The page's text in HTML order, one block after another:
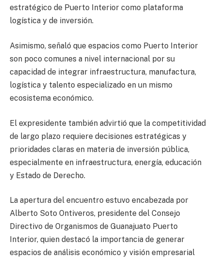
estratégico de Puerto Interior como plataforma
logística y de inversión.
Asimismo, señaló que espacios como Puerto Interior
son poco comunes a nivel internacional por su
capacidad de integrar infraestructura, manufactura,
logística y talento especializado en un mismo
ecosistema económico.
El expresidente también advirtió que la competitividad
de largo plazo requiere decisiones estratégicas y
prioridades claras en materia de inversión pública,
especialmente en infraestructura, energía, educación
y Estado de Derecho.
La apertura del encuentro estuvo encabezada por
Alberto Soto Ontiveros, presidente del Consejo
Directivo de Organismos de Guanajuato Puerto
Interior, quien destacó la importancia de generar
espacios de análisis económico y visión empresarial